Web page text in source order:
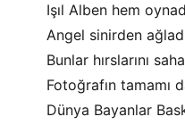
Işıl Alben hem
Angel sinirden
Bunlar hırslarını
Fotoğrafın tamamı
Dünya Bayanlar